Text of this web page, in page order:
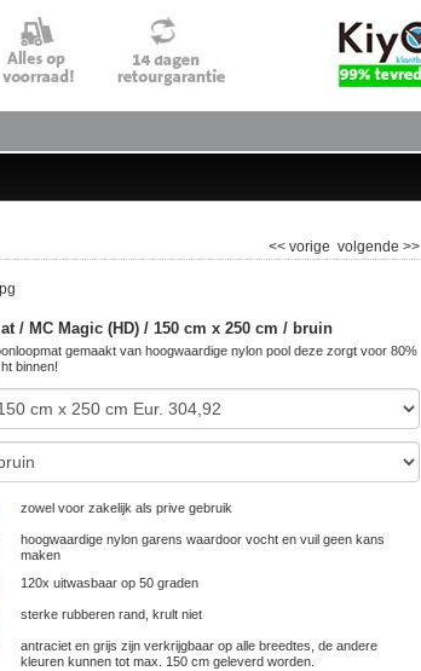
volgende >>
<< vorige
/ MC Magic (HD) / 150 cm x 250 cm / bruin
gemaakt van hoogwaardige nylon pool deze zorgt voor 80%
binnen!
zowel voor zakelijk als prive gebruik
hoogwaardige nylon garens waardoor vocht en vuil geen kans
maken
120x uitwasbaar op 50 graden
sterke rubberen rand, krult niet
antraciet en grijs zijn verkrijgbaar op alle breedtes, de andere
kleuren kunnen tot max. 150 cm geleverd worden.